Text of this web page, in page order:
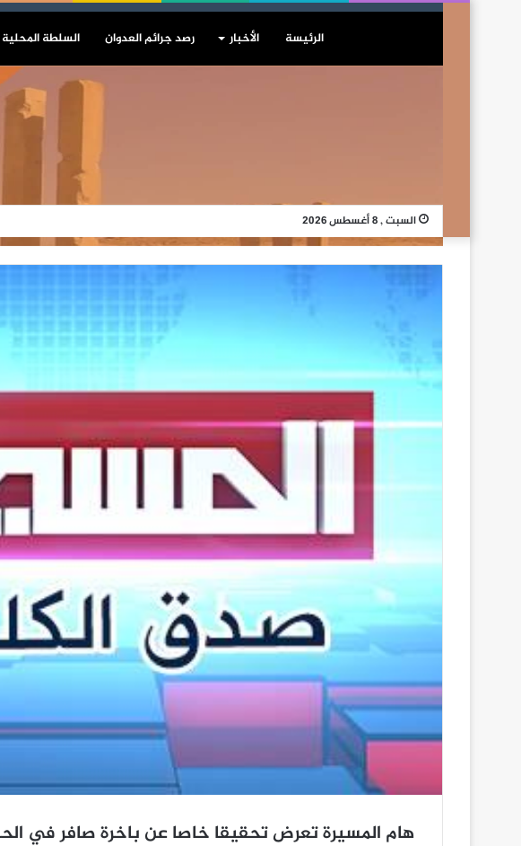
الرئيسة الأخبار رصد جرائم العدوان السلطة
السبت , 8 أغسطس 2026
هام المسيرة تعرض تحقيقا خاصا عن باخرة صافر في